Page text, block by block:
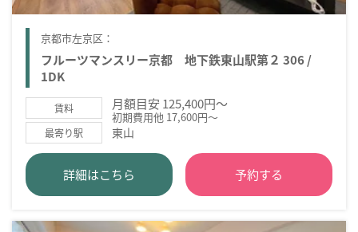
京都市左京区：
フルーツマンスリー京都 地下鉄東山駅第２ 306 /
1DK
賃料 月額目安 125,400円～
初期費用他 17,600円～
最寄り駅 東山
詳細はこちら 予約する